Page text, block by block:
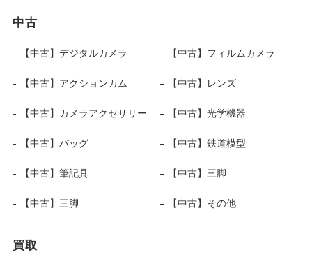
中古
【中古】デジタルカメラ 【中古】フィルムカメラ
【中古】アクションカム 【中古】レンズ
【中古】カメラアクセサリー 【中古】光学機器
【中古】バッグ 【中古】鉄道模型
【中古】筆記具 【中古】三脚
【中古】三脚 【中古】その他
買取